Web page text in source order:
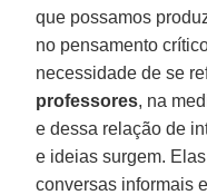
que possamos
no pensamento
necessidade de se
professores, na
e dessa relação de
e ideias surgem.
conversas informais